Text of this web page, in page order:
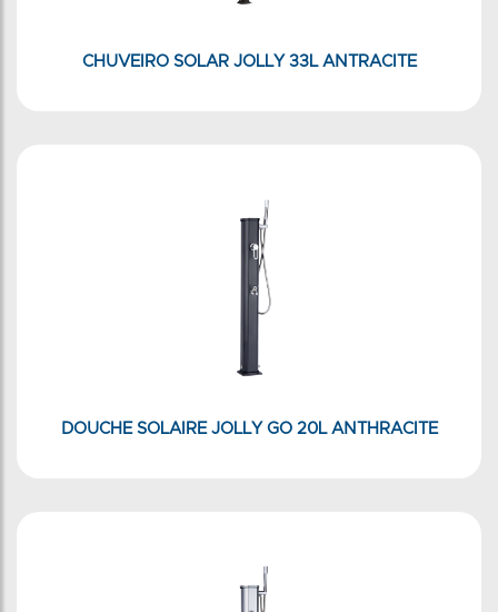
CHUVEIRO SOLAR JOLLY 33L ANTRACITE
DOUCHE SOLAIRE JOLLY GO 20L ANTHRACITE